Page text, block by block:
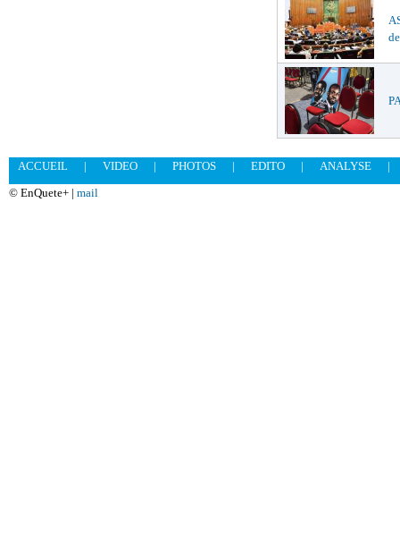
ACCUEIL | VIDEO | PHOTOS | EDITO | ANALYSE
|
© EnQuete+ | mail